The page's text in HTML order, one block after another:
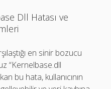
Dll Hatası ve
en sinir bozucu
“Kernelbase.dll
bu hata, kullanıcının